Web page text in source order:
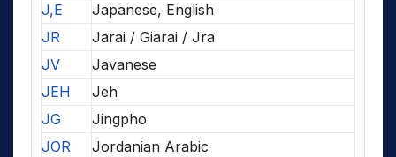
J,E
Japanese, English
JR
Jarai / Giarai / Jra
JV
Javanese
JEH
Jeh
JG
Jingpho
JOR
Jordanian Arabic